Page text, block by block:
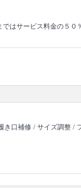
はサービス料金の５
き口補修 / サイズ調整 /